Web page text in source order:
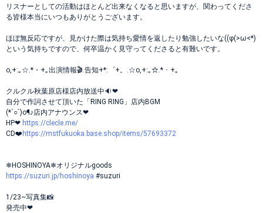
リスナーとしての活動はほとんど出来なくなると思いますが、関わってくださ
る皆様本当にいつもありがとうございます。
ほぼ無反応ですが、見かけた際は気持ち愛情を返したり勉強したいな((φ(>ω<*)
という気持ちですので、何卒温かく見守ってくださると有難いです。
o,+:｡☆.*・+｡出演情報🎬.告知+*:゜+。.☆o,+:｡☆.*・+｡
クルクル秋葉原店様店内放送中🔉❤
自分で作詞させて頂いた「RING RING」店内BGM
(*´○`)o¶♪店内アナウンス❤
HP❤ https://clecle.me/
CD❤️ https://mstfukuoka.base.shop/items/57693372
❄HOSHINOYA❄オリジナルgoods
https://suzuri.jp/hoshinoya #suzuri
1/23~写真集📸
発売中❤